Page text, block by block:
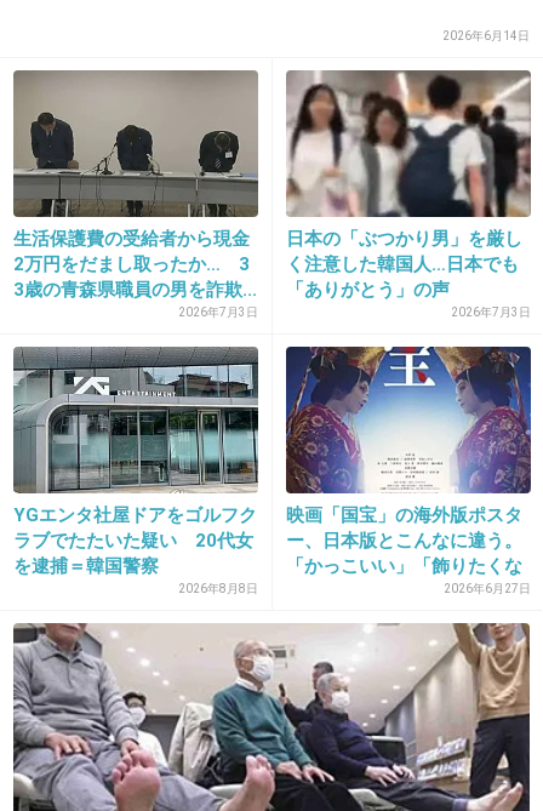
+33 -0
25. 匿名2013/03/21(木) 01:06:08
200人も来る意味が分からない。数に物言わせ
て脅しに来るのかしら。
26. 匿名2013/03/21(木) 01:06:16
だからさあ、祈祷師が来るより
仏像返せばいいんじゃ無いの？
+42 -0
27. 匿名2013/03/21(木) 01:06:20
全力で
出典：cdn-ak.f.st-hatena.com
2026年6月14日
生活保護費の受給者から現金
2万円をだまし取ったか… 3
3歳の青森県職員の男を詐欺...
2026年7月3日
日本の「ぶつかり男」を厳し
く注意した韓国人…日本でも
「ありがとう」の声
2026年7月3日
YGエンタ社屋ドアをゴルフク
ラブでたたいた疑い 20代女
を逮捕＝韓国警察
2026年8月8日
映画「国宝」の海外版ポスタ
ー、日本版とこんなに違う。
「かっこいい」「飾りたくな
2026年6月27日